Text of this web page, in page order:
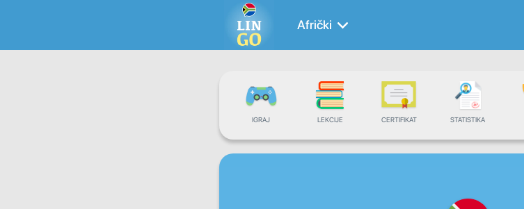
Afrički
IGRAJ LEKCIJE CERTIFIKAT STATISTIKA